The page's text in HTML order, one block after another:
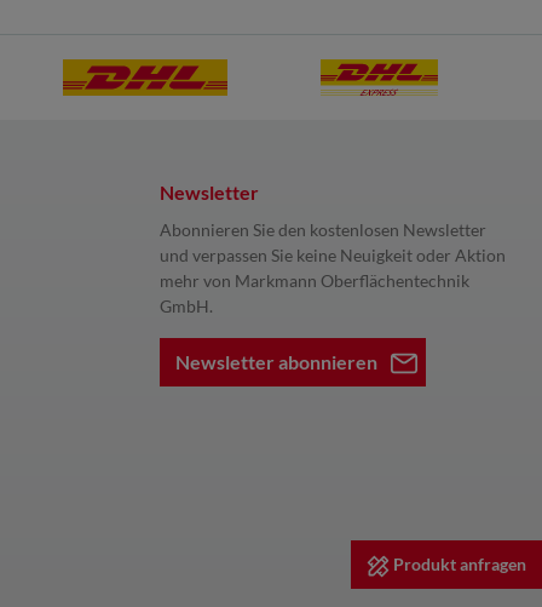
Newsletter
Abonnieren Sie den kostenlosen Newsletter
und verpassen Sie keine Neuigkeit oder Aktion
mehr von Markmann Oberflächentechnik
GmbH.
Newsletter abonnieren
Produkt anfragen